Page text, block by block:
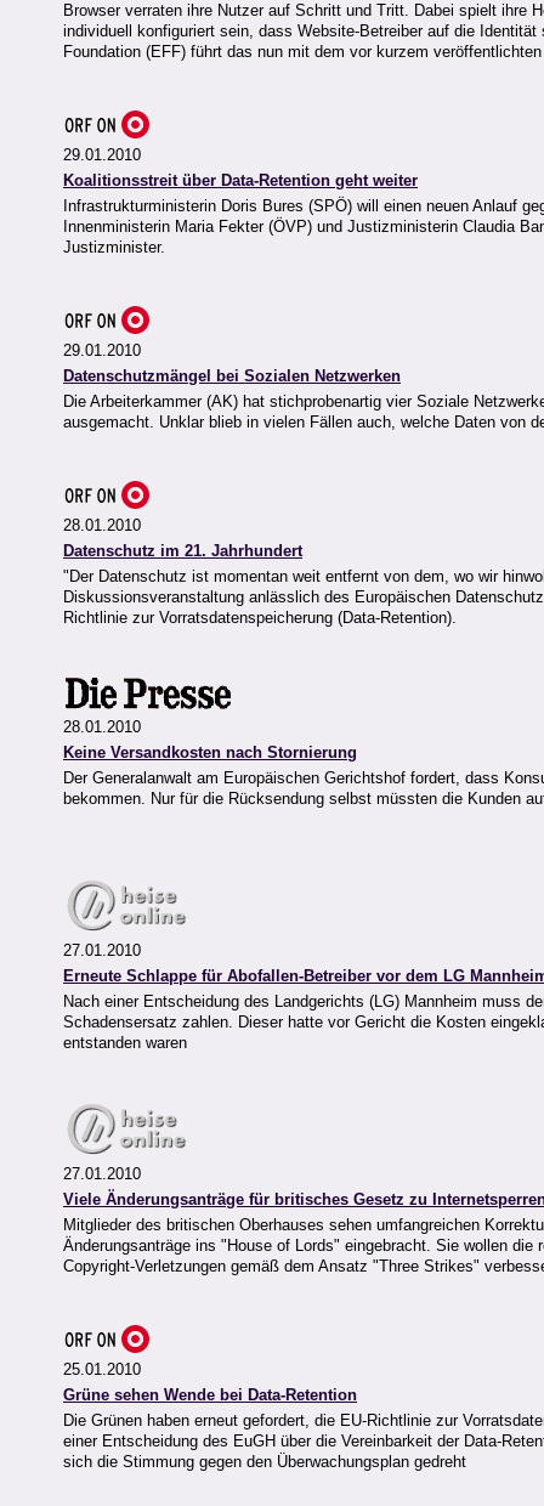
Browser verraten ihre Nutzer auf Schritt und Tritt. Dabei spielt ihre
individuell konfiguriert sein, dass Website-Betreiber auf die
Foundation (EFF) führt das nun mit dem vor kurzem
29.01.2010
Koalitionsstreit über Data-Retention geht weiter
Infrastrukturministerin Doris Bures (SPÖ) will einen neuen Anlauf
Innenministerin Maria Fekter (ÖVP) und Justizministerin Claudia
Justizminister.
29.01.2010
Datenschutzmängel bei Sozialen Netzwerken
Die Arbeiterkammer (AK) hat stichprobenartig vier Soziale
ausgemacht. Unklar blieb in vielen Fällen auch, welche Daten von
28.01.2010
Datenschutz im 21. Jahrhundert
"Der Datenschutz ist momentan weit entfernt von dem, wo wir
Diskussionsveranstaltung anlässlich des Europäischen
Richtlinie zur Vorratsdatenspeicherung (Data-Retention).
28.01.2010
Keine Versandkosten nach Stornierung
Der Generalanwalt am Europäischen Gerichtshof fordert, dass
bekommen. Nur für die Rücksendung selbst müssten die Kunden
27.01.2010
Erneute Schlappe für Abofallen-Betreiber vor dem LG
Nach einer Entscheidung des Landgerichts (LG) Mannheim muss
Schadensersatz zahlen. Dieser hatte vor Gericht die Kosten
entstanden waren
27.01.2010
Viele Änderungsanträge für britisches Gesetz zu
Mitglieder des britischen Oberhauses sehen umfangreichen
Änderungsanträge ins "House of Lords" eingebracht. Sie wollen
Copyright-Verletzungen gemäß dem Ansatz "Three Strikes"
25.01.2010
Grüne sehen Wende bei Data-Retention
Die Grünen haben erneut gefordert, die EU-Richtlinie zur
einer Entscheidung des EuGH über die Vereinbarkeit der Data-
sich die Stimmung gegen den Überwachungsplan gedreht